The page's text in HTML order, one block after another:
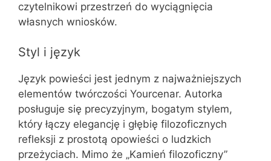
czytelnikowi przestrzeń do wyciągnięcia
własnych wniosków.
Styl i język
Język powieści jest jednym z najważniejszych
elementów twórczości Yourcenar. Autorka
posługuje się precyzyjnym, bogatym stylem,
który łączy elegancję i głębię filozoficznych
refleksji z prostotą opowieści o ludzkich
przeżyciach. Mimo że „Kamień filozoficzny”